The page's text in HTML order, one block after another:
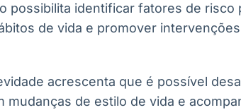
possibilita identificar fatores de
de vida e promover
acrescenta que é possível
mudanças de estilo de vida e